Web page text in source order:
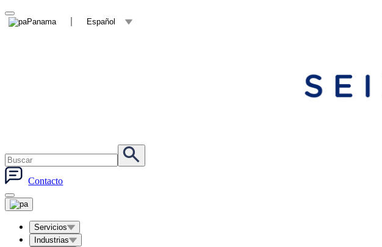
Panama Español
Contacto
Servicios
Industrias